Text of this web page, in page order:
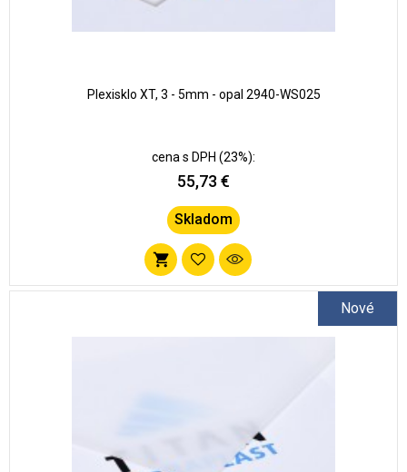
Plexisklo XT, 3 - 5mm - opal 2940-WS025
cena s DPH (23%):
55,73 €
Skladom
Pridať
obľúbených
Nové